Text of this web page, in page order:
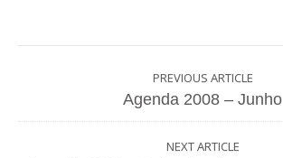
PREVIOUS ARTICLE
Agenda 2008 – Junho
NEXT ARTICLE